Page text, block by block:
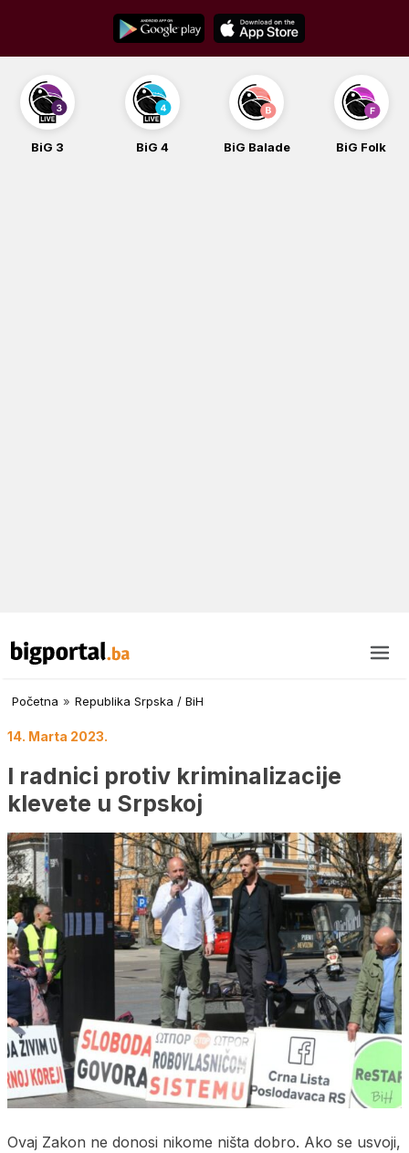
content
BiG 3 BiG 4 BiG Balade BiG Folk
Početna » Republika Srpska / BiH
14. Marta 2023.
I radnici protiv kriminalizacije
klevete u Srpskoj
Ovaj Zakon ne donosi nikome ništa dobro. Ako se usvoji,